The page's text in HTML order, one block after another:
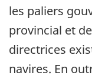
les paliers
provincial et
directrices
navires. En